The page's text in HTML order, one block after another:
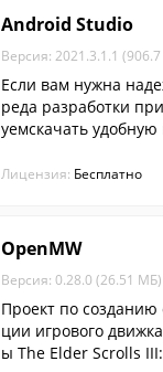
Android Studio
Версия: 2021.3.1.1
Если вам нужна
реда разработки
уемскачать
Лицензия: Бесплатно
OpenMW
Версия: 0.28.0 (26.51 МБ)
Проект по созданию
ции игрового
ы The Elder Scrolls